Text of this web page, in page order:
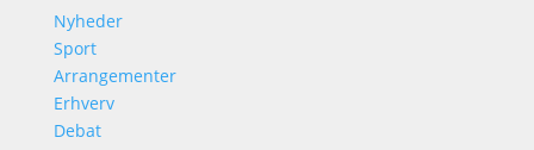
Nyheder
Sport
Arrangementer
Erhverv
Debat